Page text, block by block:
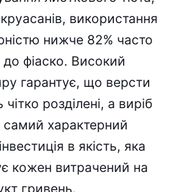
використання
нижче 82% часто
фіаско. Високий
гарантує, що версти
чітко розділені, а виріб
характерний
в якість, яка
кожен витрачений на
гривень.